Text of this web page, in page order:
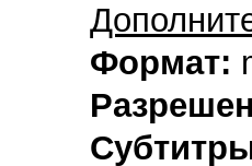
Формат: